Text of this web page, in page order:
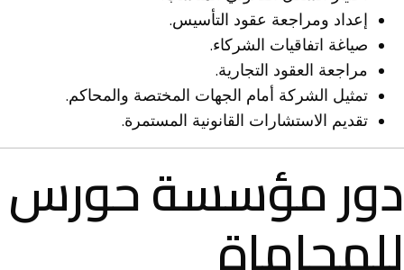
إعداد ومراجعة عقود التأسيس.
صياغة اتفاقيات الشركاء.
مراجعة العقود التجارية.
تمثيل الشركة أمام الجهات المختصة والمحاكم.
تقديم الاستشارات القانونية المستمرة.
دور مؤسسة حورس